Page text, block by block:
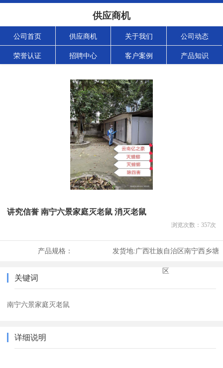
供应商机
公司首页 供应商机 关于我们 公司动态
荣誉认证 招聘中心 客户案例 产品知识
讲究信誉 南宁六景家庭灭老鼠 消灭老鼠
浏览次数： 357次
产品规格： 发货地:广西壮族自治区南宁西乡塘
区
关键词
南宁六景家庭灭老鼠
详细说明